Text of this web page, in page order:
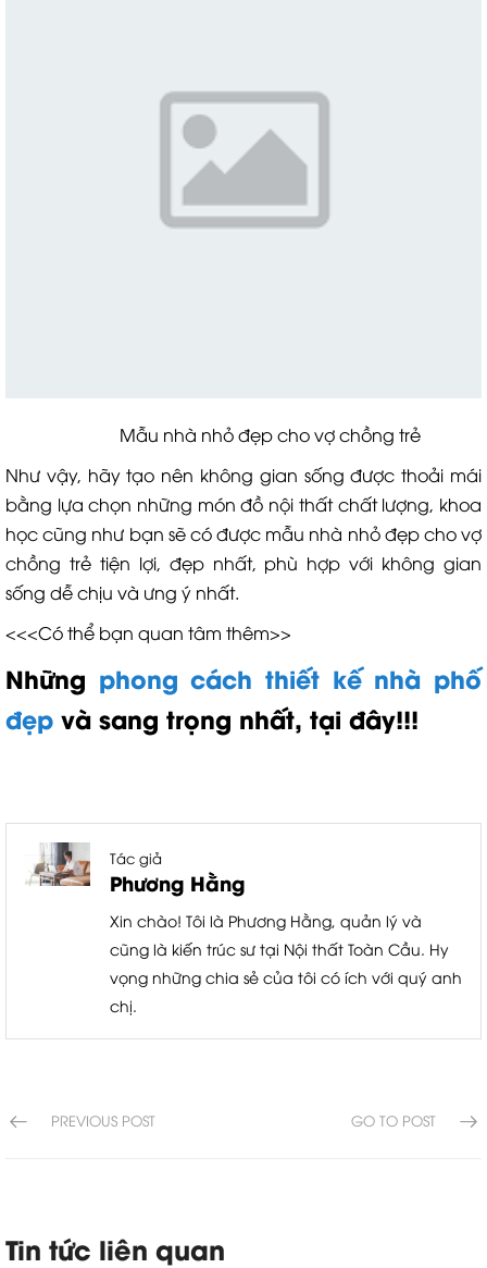
Mẫu nhà nhỏ đẹp cho vợ chồng trẻ
Như vậy, hãy tạo nên không gian sống được thoải mái
bằng lựa chọn những món đồ nội thất chất lượng, khoa
học cũng như bạn sẽ có được mẫu nhà nhỏ đẹp cho vợ
chồng trẻ tiện lợi, đẹp nhất, phù hợp với không gian
sống dễ chịu và ưng ý nhất.
<<<Có thể bạn quan tâm thêm>>
Những phong cách thiết kế nhà phố
đẹp và sang trọng nhất, tại đây!!!
Tác giả
Phương Hằng
Xin chào! Tôi là Phương Hằng, quản lý và
cũng là kiến trúc sư tại Nội thất Toàn Cầu. Hy
vọng những chia sẻ của tôi có ích với quý anh
chị.
PREVIOUS POST GO TO POST
Tin tức liên quan